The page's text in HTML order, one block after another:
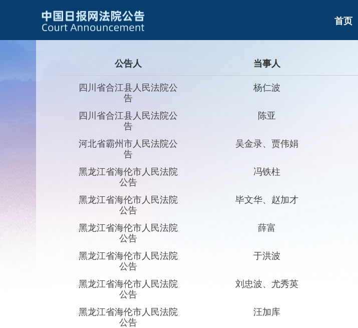
首页
公告人 当事人
四川省合江县人民法院公
告
杨仁波
四川省合江县人民法院公
告
陈亚
河北省霸州市人民法院公
告
吴金录、贾伟娟
黑龙江省海伦市人民法院
公告
冯铁柱
黑龙江省海伦市人民法院
公告
毕文华、赵加才
黑龙江省海伦市人民法院
公告
薛富
黑龙江省海伦市人民法院
公告
于洪波
黑龙江省海伦市人民法院
公告
刘忠波、尤秀英
黑龙江省海伦市人民法院
公告
汪加库